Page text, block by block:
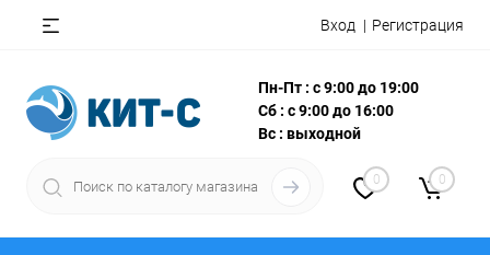
Вход Регистрация
Пн-Пт : с 9:00 до 19:00
Сб : с 9:00 до 16:00
Вс : выходной
0 0